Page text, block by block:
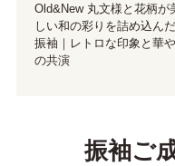
Old&New 丸文様と花柄が
しい和の彩りを詰め込ん
振袖｜レトロな印象と華
の共演
振袖ご